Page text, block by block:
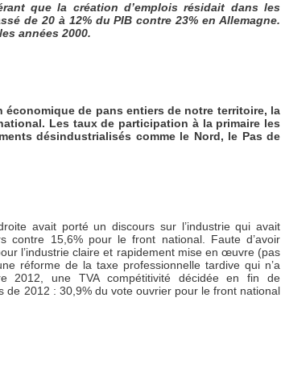
que la création d’emplois résidait dans les
de 20 à 12% du PIB contre 23% en Allemagne.
années 2000.
de pans entiers de notre territoire, la
Les taux de participation à la primaire les
désindustrialisés comme le Nord, le Pas de
avait porté un discours sur l’industrie qui avait
contre 15,6% pour le front national. Faute d’avoir
l’industrie claire et rapidement mise en œuvre (pas
réforme de la taxe professionnelle tardive qui n’a
2012, une TVA compétitivité décidée en fin de
de 2012 : 30,9% du vote ouvrier pour le front national